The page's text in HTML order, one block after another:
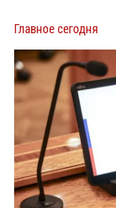
Главное сегодня